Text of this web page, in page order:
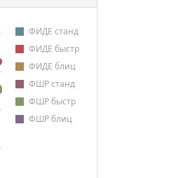
ФИДЕ станд
ФИДЕ быстр
ФИДЕ блиц
ФШР станд
ФШР быстр
ФШР блиц